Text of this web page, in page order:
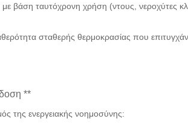
ταυτόχρονη χρήση (ντους, νεροχύτες
σταθερής θερμοκρασίας που
**
της ενεργειακής νοημοσύνης: